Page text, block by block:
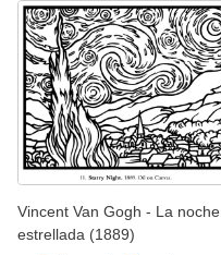
Vincent Van Gogh - La noche
estrellada (1889)